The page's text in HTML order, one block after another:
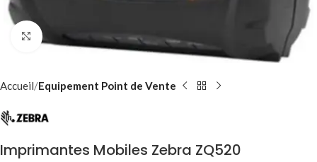
Agrandir
Accueil Equipement Point de Vente
Imprimantes Mobiles Zebra ZQ520